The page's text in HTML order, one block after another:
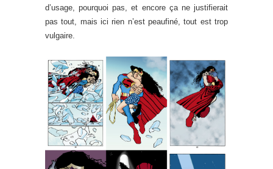
d’usage, pourquoi pas, et encore ça ne justifierait
pas tout, mais ici rien n’est peaufiné, tout est trop
vulgaire.